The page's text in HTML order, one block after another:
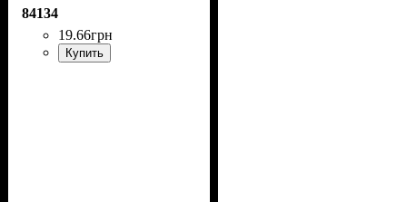
84134
19.66грн
Купить